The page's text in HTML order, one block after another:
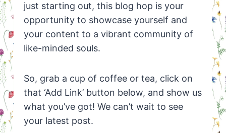
just starting out, this blog hop is your
opportunity to showcase yourself and
your content to a vibrant community of
like-minded souls.
So, grab a cup of coffee or tea, click on
that ‘Add Link’ button below, and show us
what you’ve got! We can’t wait to see
your latest post.